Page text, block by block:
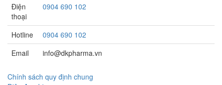
Điện
thoại
0904 690 102
Hotline
0904 690 102
Email
info@dkpharma.vn
Chính sách quy định chung